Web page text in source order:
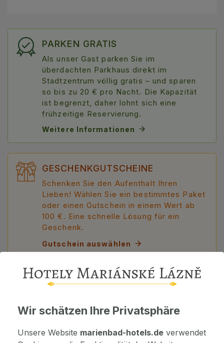
PARKEN GRATIS
Als unser Gast parken Sie im
überdachten Parkhaus direkt im
Stadtzentrum völlig gratis – und sparen
so bis zu 20 € pro Nacht. Die Kapazität
ist begrenzt, daher lohnt sich eine
frühzeitige Reservierung.
Weitere Informationen
GESCHENKGUTSCHEINE
Schenken Sie den Aufenthalt Ihren
Lieben! Wählen Sie ein bestimmtes Paket
oder einen Gutschein in einem Wert ab
100 €. Eine schnelle Lösung für ein
Geschenk.
Gutschein auswählen
HOTEL INFO
Wir schätzen Ihre Privatsphäre
Unsere Website marienbad-hotels.de verwendet